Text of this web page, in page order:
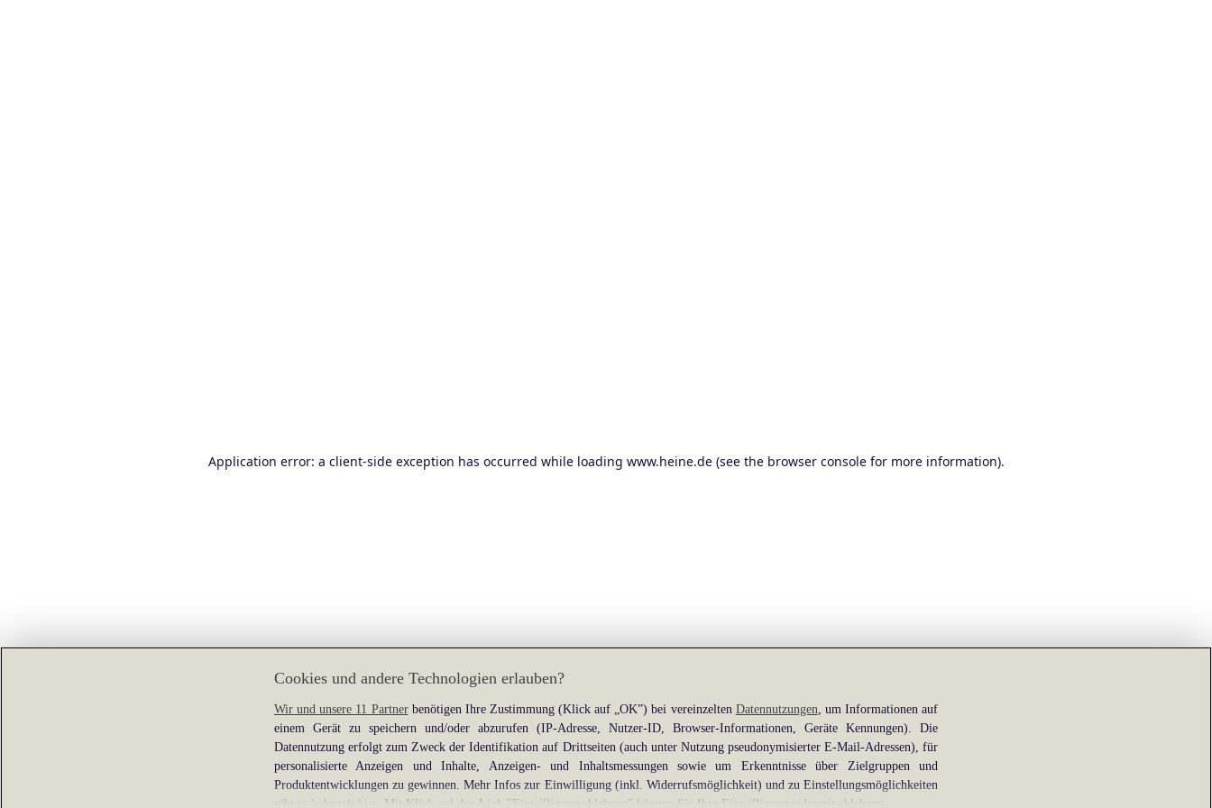
Application error: a client-side exception has occurred while loading www.heine.de(see the browser consolefor more information).
Cookies und andere Technologien erlauben?
Wir und unsere 11 Partnerbenötigen Ihre Zustimmung (Klick auf „OK”) bei vereinzelten Datennutzungen , um Informationen auf
einem Gerät zu speichern und/oder abzurufen (IP-Adresse, Nutzer-ID, Browser-Informationen, Geräte Kennungen). Die
Datennutzung erfolgt zum Zweck der Identifikation auf Drittseiten (auch unter Nutzung pseudonymisierter E-Mail-Adressen), für
personalisierte Anzeigen und Inhalte, Anzeigen- und Inhaltsmessungen sowie um Erkenntnisse über Zielgruppen und
Produktentwicklungen zu gewinnen. Mehr Infos zur Einwilligung (inkl. Widerrufsmöglichkeit) und zu Einstellungsmöglichkeiten
gibt es jederzeit hier . Mit Klick auf den Link "Einwilligung ablehnen" können Sie Ihre Einwilligung jederzeit ablehnen.